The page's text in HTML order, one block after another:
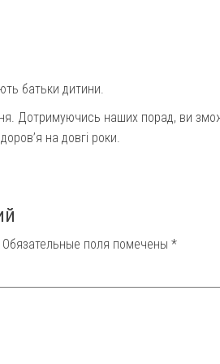
батьки дитини.
Дотримуючись наших порад, ви
на довгі роки.
Обязательные поля помечены*